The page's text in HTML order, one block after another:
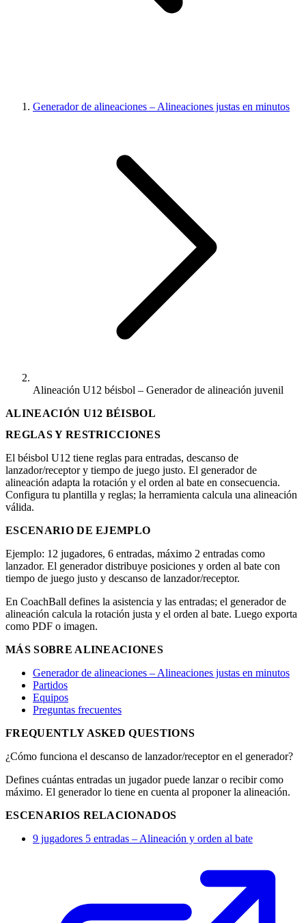
Generador de alineaciones – Alineaciones justas en minutos
Alineación U12 béisbol – Generador de alineación juvenil
ALINEACIÓN U12 BÉISBOL
REGLAS Y RESTRICCIONES
El béisbol U12 tiene reglas para entradas, descanso de
lanzador/receptor y tiempo de juego justo. El generador de
alineación adapta la rotación y el orden al bate en consecuencia.
Configura tu plantilla y reglas; la herramienta calcula una alineación
válida.
ESCENARIO DE EJEMPLO
Ejemplo: 12 jugadores, 6 entradas, máximo 2 entradas como
lanzador. El generador distribuye posiciones y orden al bate con
tiempo de juego justo y descanso de lanzador/receptor.
En CoachBall defines la asistencia y las entradas; el generador de
alineación calcula la rotación justa y el orden al bate. Luego exporta
como PDF o imagen.
MÁS SOBRE ALINEACIONES
Generador de alineaciones – Alineaciones justas en minutos
Partidos
Equipos
Preguntas frecuentes
FREQUENTLY ASKED QUESTIONS
¿Cómo funciona el descanso de lanzador/receptor en el generador?
Defines cuántas entradas un jugador puede lanzar o recibir como
máximo. El generador lo tiene en cuenta al proponer la alineación.
ESCENARIOS RELACIONADOS
9 jugadores 5 entradas – Alineación y orden al bate